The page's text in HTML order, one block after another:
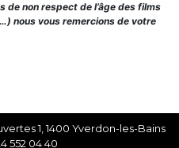
de non respect de l’âge des films
nous vous remercions de votre
1, 1400 Yverdon-les-Bains
552 04 40